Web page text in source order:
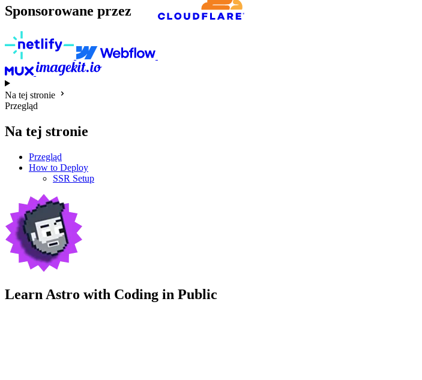
Sponsorowane przez
Na tej stronie
Przegląd
Na tej stronie
Przegląd
How to Deploy
SSR Setup
Learn Astro with Coding in Public